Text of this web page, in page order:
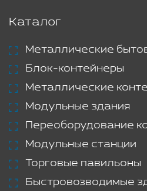
Каталог
Металлические
Блок-контейнеры
Металлические
Модульные здания
Переоборудование
Модульные станции
Торговые павильоны
Быстровозводимые